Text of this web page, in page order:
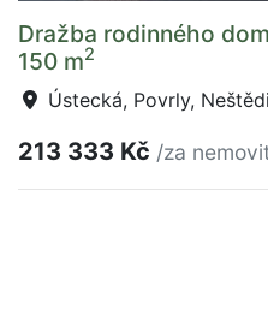
Dražba rodinného
150 m2
Ústecká, Povrly,
213 333 Kč /za